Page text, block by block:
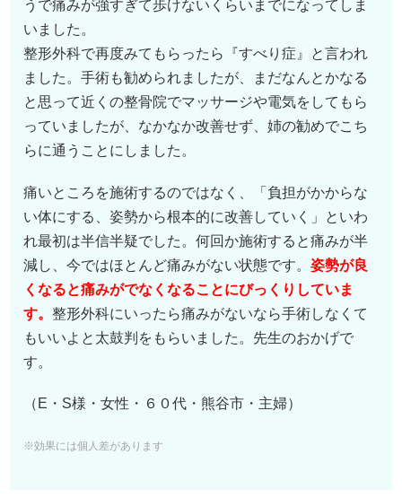
うで痛みが強すぎて歩けないくらいまでになってしま
いました。
整形外科で再度みてもらったら『すべり症』と言われ
ました。手術も勧められましたが、まだなんとかなる
と思って近くの整骨院でマッサージや電気をしてもら
っていましたが、なかなか改善せず、姉の勧めでこち
らに通うことにしました。
痛いところを施術するのではなく、「負担がかからな
い体にする、姿勢から根本的に改善していく」といわ
れ最初は半信半疑でした。何回か施術すると痛みが半
減し、今ではほとんど痛みがない状態です。 姿勢が良
くなると痛みがでなくなることにびっくりしていま
す。 整形外科にいったら痛みがないなら手術しなくて
もいいよと太鼓判をもらいました。先生のおかげで
す。
（E・S様・女性・６０代・熊谷市・主婦）
※効果には個人差があります